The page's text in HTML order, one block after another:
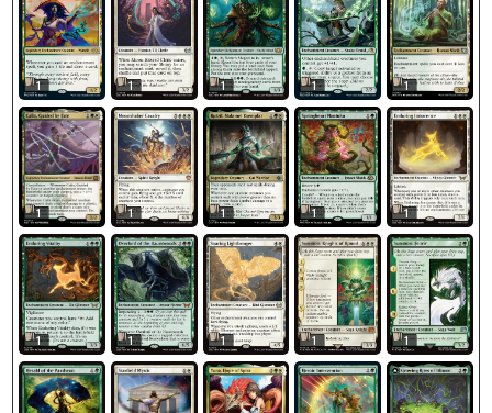
1 1 1 1 1
1 1 1 1 1
1 1 1 1 1